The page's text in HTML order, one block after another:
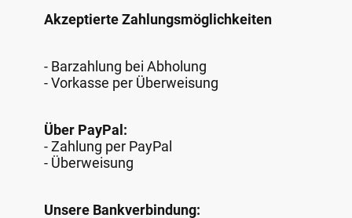
Akzeptierte Zahlungsmöglichkeiten
- Barzahlung bei Abholung
- Vorkasse per Überweisung
Über PayPal:
- Zahlung per PayPal
- Überweisung
Unsere Bankverbindung: